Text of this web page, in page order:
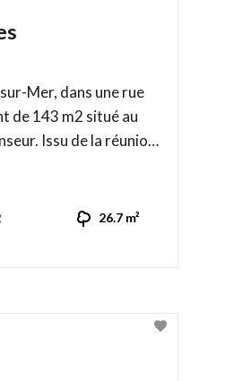
Mer, dans une rue
de 143 m2 situé au
d'un vaste séjour
26.7 m²